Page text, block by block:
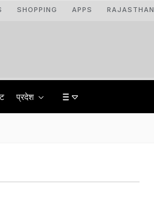
SHOPPING APPS RAJASTHAN
प्रदेश